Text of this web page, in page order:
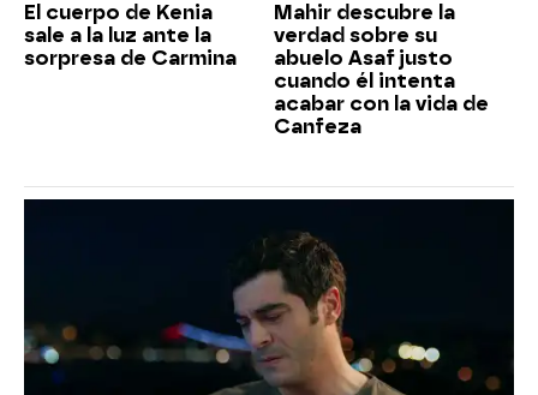
El cuerpo de Kenia
sale a la luz ante la
sorpresa de Carmina
Mahir descubre la
verdad sobre su
abuelo Asaf justo
cuando él intenta
acabar con la vida de
Canfeza